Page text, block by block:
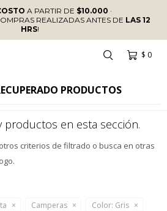
A PARTIR DE $10.000 ·
REALIZADAS ANTES DE LAS 12
HRS!
$ 0
PRODUCTOS
productos en esta sección.
criterios de filtrado o busca en otras
Camperas Color: Gris